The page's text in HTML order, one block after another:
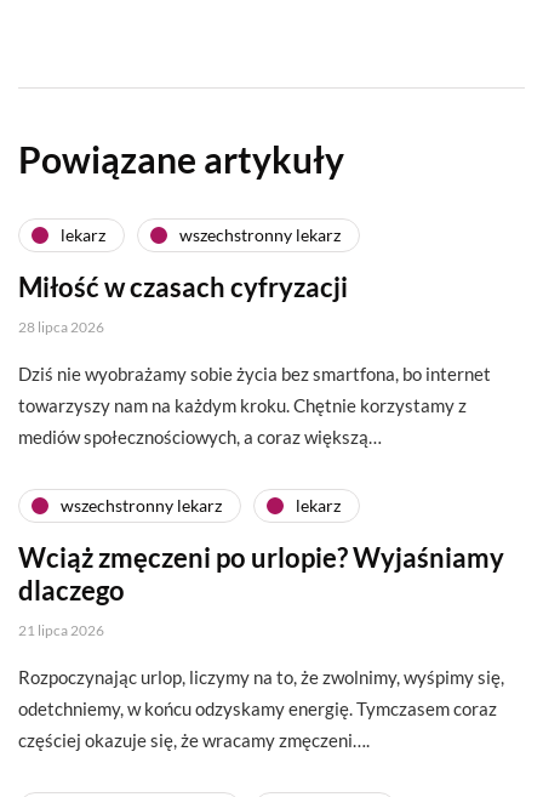
Powiązane artykuły
lekarz wszechstronny lekarz
Miłość w czasach cyfryzacji
28 lipca 2026
Dziś nie wyobrażamy sobie życia bez smartfona, bo internet
towarzyszy nam na każdym kroku. Chętnie korzystamy z
mediów społecznościowych, a coraz większą…
wszechstronny lekarz lekarz
Wciąż zmęczeni po urlopie? Wyjaśniamy
dlaczego
21 lipca 2026
Rozpoczynając urlop, liczymy na to, że zwolnimy, wyśpimy się,
odetchniemy, w końcu odzyskamy energię. Tymczasem coraz
częściej okazuje się, że wracamy zmęczeni….